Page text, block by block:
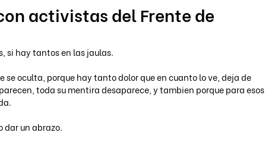
activistas del Frente de
si hay tantos en las jaulas.
se oculta, porque hay tanto dolor que en cuanto lo ve, deja de
toda su mentira desaparece, y tambien porque para esos
dar un abrazo.